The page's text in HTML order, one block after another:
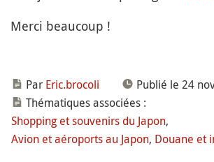
Merci beaucoup !
Par Eric.brocoli
Publié le 24
Thématiques associées :
Shopping et souvenirs du Japon,
Avion et aéroports au Japon, Douane et